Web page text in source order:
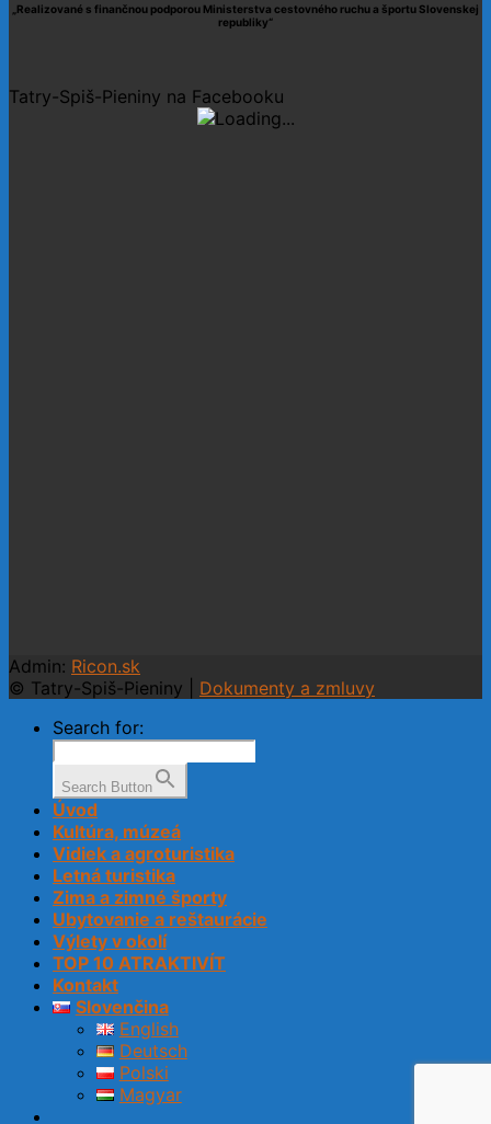
„Realizované s finančnou podporou Ministerstva cestovného ruchu a športu Slovenskej
republiky“
Tatry-Spiš-Pieniny na Facebooku
Admin: Ricon.sk
© Tatry-Spiš-Pieniny | Dokumenty a zmluvy
Search for:
Search Button
Úvod
Kultúra, múzeá
Vidiek a agroturistika
Letná turistika
Zima a zimné športy
Ubytovanie a reštaurácie
Výlety v okolí
TOP 10 ATRAKTIVÍT
Kontakt
Slovenčina
English
Deutsch
Polski
Magyar